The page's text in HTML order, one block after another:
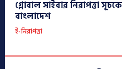
গ্লোবাল সাইবার নিরাপত্তা
বাংলাদেশ
ই-নিরাপত্তা